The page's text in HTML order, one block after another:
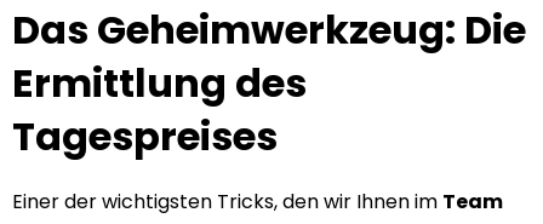
Das Geheimwerkzeug: Die
Ermittlung des
Tagespreises
Einer der wichtigsten Tricks, den wir Ihnen im Team